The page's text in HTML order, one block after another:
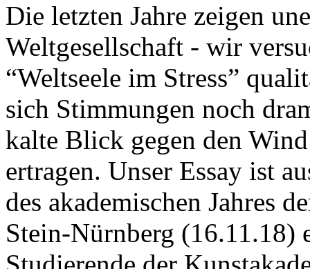
Die letzten Jahre zeigen
Weltgesellschaft - wir
“Weltseele im Stress”
sich Stimmungen noch
kalte Blick gegen den
ertragen. Unser Essay ist
des akademischen Jahres
Stein-Nürnberg (16.11.18)